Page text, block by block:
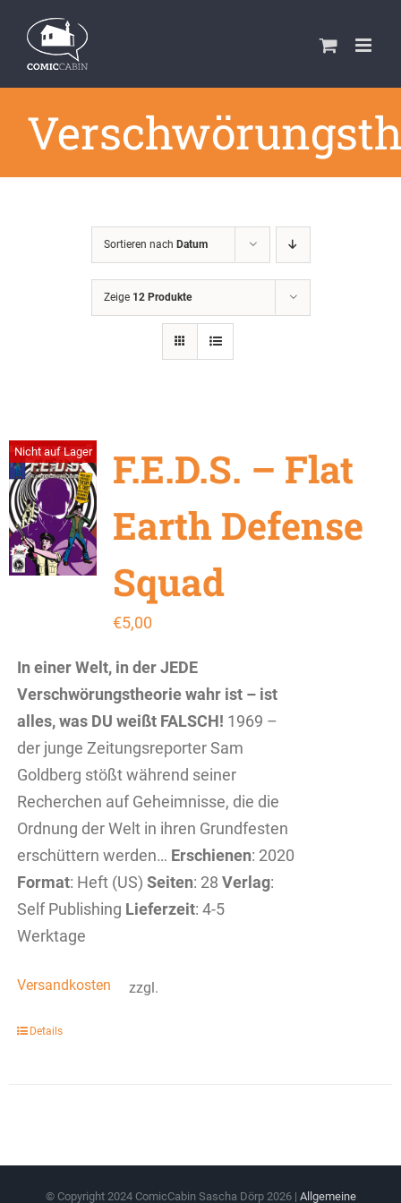
Inhalt
springen
Sortieren nach Datum
Zeige 12 Produkte
Nicht auf Lager
F.E.D.S. – Flat
Earth Defense
Squad
€5,00
In einer Welt, in der JEDE
Verschwörungstheorie wahr ist – ist
alles, was DU weißt FALSCH! 1969 –
der junge Zeitungsreporter Sam
Goldberg stößt während seiner
Recherchen auf Geheimnisse, die die
Ordnung der Welt in ihren Grundfesten
erschüttern werden… Erschienen: 2020
Format: Heft (US) Seiten: 28 Verlag:
Self Publishing Lieferzeit: 4-5
Werktage
zzgl.
Versandkosten
Details
© Copyright 2024 ComicCabin Sascha Dörp 2026 | Allgemeine